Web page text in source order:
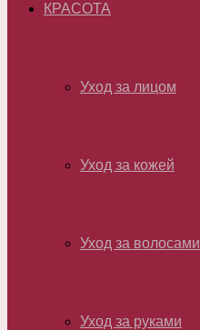
КРАСОТА
Уход за лицом
Уход за кожей
Уход за волосами
Уход за руками